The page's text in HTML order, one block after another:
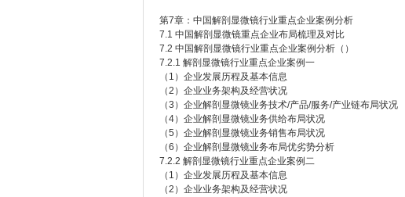
第7章：中国解剖显微镜行业重点企业案例分析
7.1 中国解剖显微镜重点企业布局梳理及对比
7.2 中国解剖显微镜行业重点企业案例分析（）
7.2.1 解剖显微镜行业重点企业案例一
（1）企业发展历程及基本信息
（2）企业业务架构及经营状况
（3）企业解剖显微镜业务技术/产品/服务/产业链布局状况
（4）企业解剖显微镜业务供给布局状况
（5）企业解剖显微镜业务销售布局状况
（6）企业解剖显微镜业务布局优劣势分析
7.2.2 解剖显微镜行业重点企业案例二
（1）企业发展历程及基本信息
（2）企业业务架构及经营状况